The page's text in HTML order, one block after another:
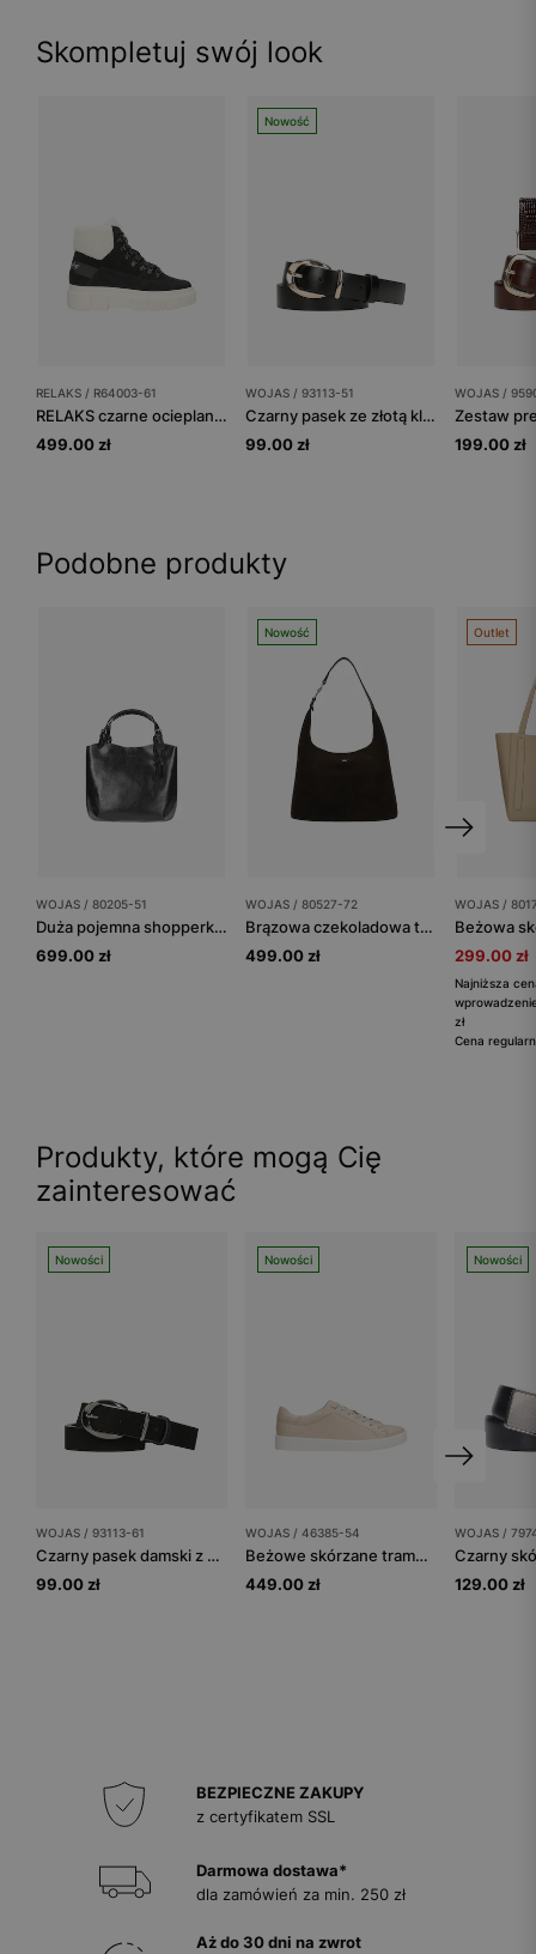
Skompletuj swój look
RELAKS / R64003-61
RELAKS czarne ocieplane trzewiki damskie z białym kożuchem
499.00 zł
Nowość
WOJAS / 93113-51
Czarny pasek ze złotą klamrą
99.00 zł
WOJAS /
199.00 zł
Podobne produkty
WOJAS / 80205-51
Duża pojemna shopperka damska w kolorze czarnym
699.00 zł
Nowość
WOJAS / 80527-72
Brązowa czekoladowa torebka damska z dwoiny welurowej
499.00 zł
Outlet
WOJAS /
299.00 zł
Najniższa
zł
Cena
Produkty, które mogą Cię
zainteresować
Nowości
WOJAS / 93113-61
Czarny pasek damski z dwoiny welurowej ze srebrną klamrą
99.00 zł
Nowości
WOJAS / 46385-54
Beżowe skórzane trampki damskie na białej podeszwie
449.00 zł
Nowości
WOJAS /
129.00 zł
BEZPIECZNE ZAKUPY
z certyfikatem SSL
Darmowa dostawa*
dla zamówień za min. 250 zł
Aż do 30 dni na zwrot